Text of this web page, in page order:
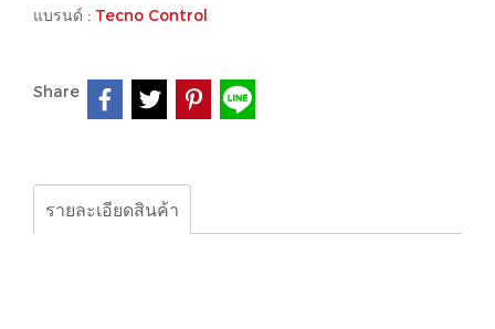
แบรนด์ : Tecno Control
Share
รายละเอียดสินค้า